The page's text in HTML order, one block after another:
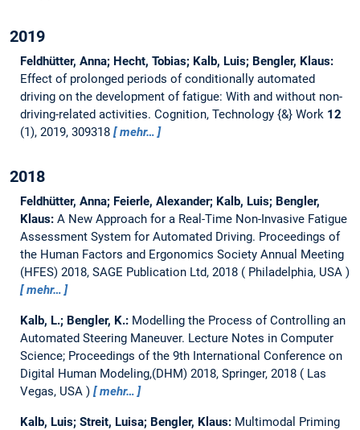
2019
Feldhütter, Anna; Hecht, Tobias; Kalb, Luis; Bengler, Klaus:
Effect of prolonged periods of conditionally automated
driving on the development of fatigue: With and without non-
driving-related activities. Cognition, Technology {&} Work 12
(1), 2019, 309318
mehr…
2018
Feldhütter, Anna; Feierle, Alexander; Kalb, Luis; Bengler,
Klaus: A New Approach for a Real-Time Non-Invasive Fatigue
Assessment System for Automated Driving. Proceedings of
the Human Factors and Ergonomics Society Annual Meeting
(HFES) 2018, SAGE Publication Ltd, 2018
Philadelphia, USA
mehr…
Kalb, L.; Bengler, K.: Modelling the Process of Controlling an
Automated Steering Maneuver. Lecture Notes in Computer
Science; Proceedings of the 9th International Conference on
Digital Human Modeling,(DHM) 2018, Springer, 2018
Las
Vegas, USA
mehr…
Kalb, Luis; Streit, Luisa; Bengler, Klaus: Multimodal Priming